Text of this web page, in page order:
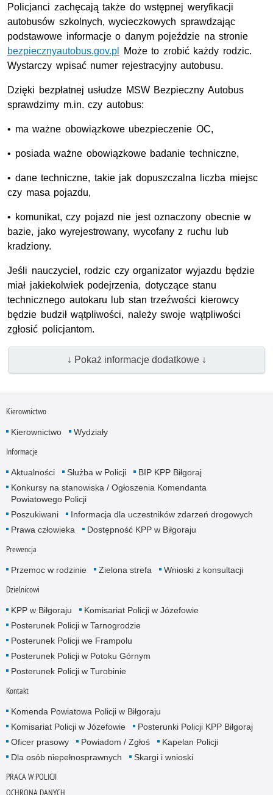
Policjanci zachęcają także do wstępnej weryfikacji
autobusów szkolnych, wycieczkowych sprawdzając
podstawowe informacje o danym pojeździe na stronie
bezpiecznyautobus.gov.pl
Może to zrobić każdy rodzic.
Wystarczy wpisać numer rejestracyjny autobusu.
Dzięki bezpłatnej usłudze MSW Bezpieczny Autobus
sprawdzimy m.in. czy autobus:
• ma ważne obowiązkowe ubezpieczenie OC,
• posiada ważne obowiązkowe badanie techniczne,
• dane techniczne, takie jak dopuszczalna liczba miejsc
czy masa pojazdu,
• komunikat, czy pojazd nie jest oznaczony obecnie w
bazie, jako wyrejestrowany, wycofany z ruchu lub
kradziony.
Jeśli nauczyciel, rodzic czy organizator wyjazdu będzie
miał jakiekolwiek podejrzenia, dotyczące stanu
technicznego autokaru lub stan trzeźwości kierowcy
będzie budził wątpliwości, należy swoje wątpliwości
zgłosić policjantom.
↓ Pokaż informacje dodatkowe ↓
Kierownictwo
Kierownictwo Wydziały
Informacje
Aktualności Służba w Policji
BIP KPP Biłgoraj
Konkursy na stanowiska / Ogłoszenia Komendanta
Powiatowego Policji
Poszukiwani
Informacja dla uczestników zdarzeń drogowych
Prawa człowieka
Dostępność KPP w Biłgoraju
Prewencja
Przemoc w rodzinie Zielona strefa Wnioski z konsultacji
Dzielnicowi
KPP w Biłgoraju
Komisariat Policji w Józefowie
Posterunek Policji w Tarnogrodzie
Posterunek Policji we Frampolu
Posterunek Policji w Potoku Górnym
Posterunek Policji w Turobinie
Kontakt
Komenda Powiatowa Policji w Biłgoraju
Komisariat Policji w Józefowie
Posterunki Policji KPP Biłgoraj
Oficer prasowy
Powiadom / Zgłoś
Kapelan Policji
Dla osób niepełnosprawnych
Skargi i wnioski
PRACA W POLICJI
OCHRONA DANYCH